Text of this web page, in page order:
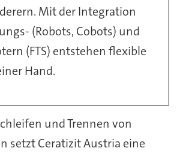
Mit der Integration
(Robots, Cobots) und
(FTS) entstehen flexible
Hand.
und Trennen von
setzt Ceratizit Austria eine